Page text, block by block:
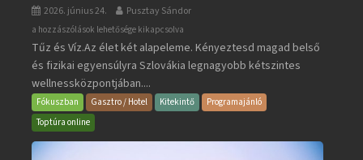
2026. június 24. Pusztay Sándor
Aquacity
Poprad
·
Wellness
és
Gyógyfürdő
a hozzászólások lehetősége kikapcsolva
Tűz és Víz.Az élet két alapeleme. Kényeztesd magad belső
és fizikai egyensúlyra Szlovákia legnagyobb kétszintes
wellnessközpontjában....
Fókuszban Gasztro / Hotel Kitekintő
Programajánló
Toptúra online